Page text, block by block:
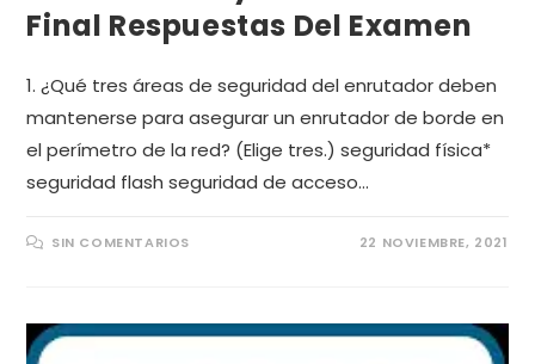
Final Respuestas Del Examen
1. ¿Qué tres áreas de seguridad del enrutador deben
mantenerse para asegurar un enrutador de borde en
el perímetro de la red? (Elige tres.) seguridad física*
seguridad flash seguridad de acceso…
SIN COMENTARIOS 22 NOVIEMBRE, 2021